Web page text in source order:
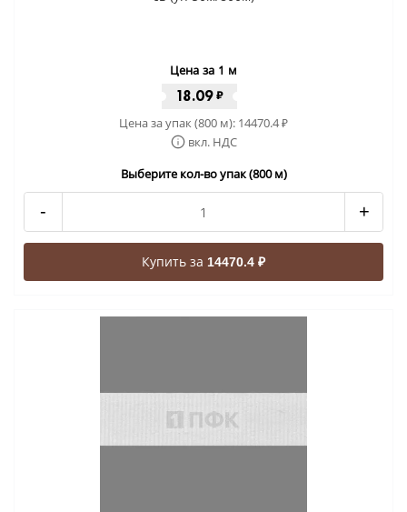
Цена за 1 м
18.09 ₽
Цена за упак (800 м): 14470.4₽
вкл. НДС
Выберите кол-во упак (800 м)
- +
Купить за 14470.4 ₽